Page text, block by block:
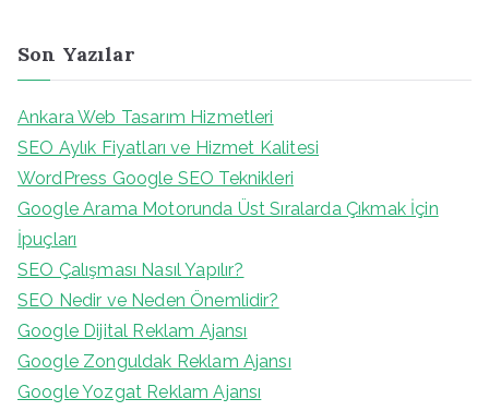
Son Yazılar
Ankara Web Tasarım Hizmetleri
SEO Aylık Fiyatları ve Hizmet Kalitesi
WordPress Google SEO Teknikleri
Google Arama Motorunda Üst Sıralarda Çıkmak İçin
İpuçları
SEO Çalışması Nasıl Yapılır?
SEO Nedir ve Neden Önemlidir?
Google Dijital Reklam Ajansı
Google Zonguldak Reklam Ajansı
Google Yozgat Reklam Ajansı